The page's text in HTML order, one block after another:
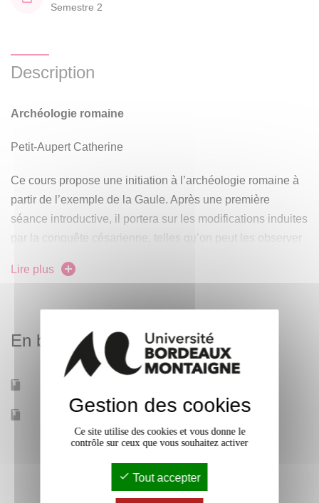
Semestre 2
Description
Archéologie romaine
Petit-Aupert Catherine
Ce cours propose une initiation à l’archéologie romaine à
partir de l’exemple de la Gaule. Après une première
séance introductive, il portera sur les modifications induites
par la conquête césarienne, telles qu’on peut les observer
tout particulièrement l’accent sur différents domaines : les
TD permettront d’approfondir certains aspects traités dans
le cours magistral à partir d’exemples emblématiques
choisis dans l’Empire romain.
Lire plus
En bref
Accessible à distance Non
Gestion des cookies
Ce site utilise des cookies et vous donne le
contrôle sur ceux que vous souhaitez activer
Tout accepter